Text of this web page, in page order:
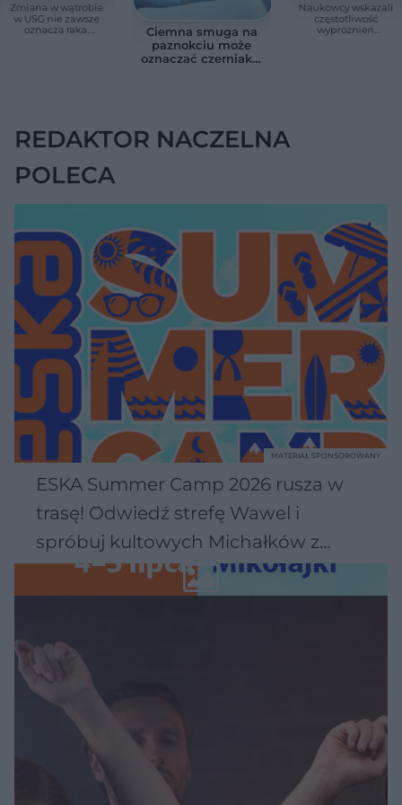
Zmiana w wątrobie
w USG nie zawsze
oznacza raka.
Ciemna smuga na
paznokciu może
oznaczać czerniaka.
Naukowcy wskazali
częstotliwość
wypróżnień
REDAKTOR NACZELNA
POLECA
ESKA Summer Camp 2026 rusza w
trasę! Odwiedź strefę Wawel i
spróbuj kultowych Michałków z
Wawelu
MATERIAŁ SPONSOROWANY